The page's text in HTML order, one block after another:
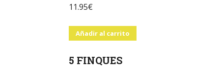
11.95€
Añadir al carrito
5 FINQUES